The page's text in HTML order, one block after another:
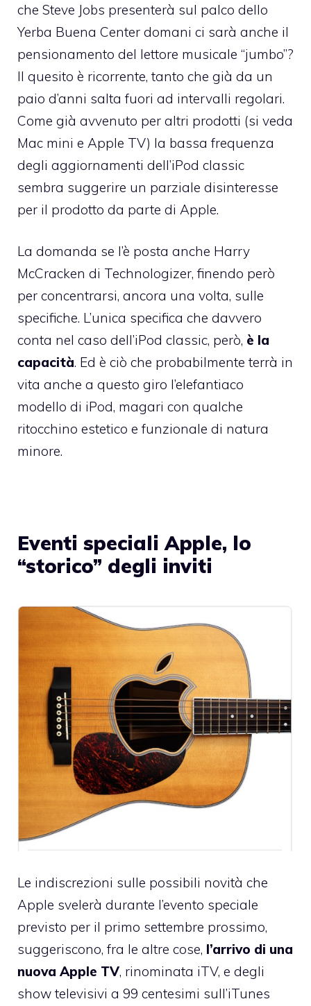
che Steve Jobs presenterà sul palco dello
Yerba Buena Center domani ci sarà anche il
pensionamento del lettore musicale “jumbo”?
Il quesito è ricorrente, tanto che già da un
paio d’anni salta fuori ad intervalli regolari.
Come già avvenuto per altri prodotti (si veda
Mac mini e Apple TV) la bassa frequenza
degli aggiornamenti dell’iPod classic
sembra suggerire un parziale disinteresse
per il prodotto da parte di Apple.
La domanda se l’è posta anche Harry
McCracken di Technologizer, finendo però
per concentrarsi, ancora una volta, sulle
specifiche. L’unica specifica che davvero
conta nel caso dell’iPod classic, però, è la
capacità. Ed è ciò che probabilmente terrà in
vita anche a questo giro l’elefantiaco
modello di iPod, magari con qualche
ritocchino estetico e funzionale di natura
minore.
Eventi speciali Apple, lo
“storico” degli inviti
Le indiscrezioni sulle possibili novità che
Apple svelerà durante l’evento speciale
previsto per il primo settembre prossimo,
suggeriscono, fra le altre cose, l’arrivo di una
nuova Apple TV, rinominata iTV, e degli
show televisivi a 99 centesimi sull’iTunes